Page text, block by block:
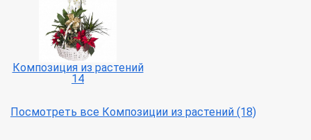
Композиция из растений
14
Посмотреть все Композиции из растений (18)